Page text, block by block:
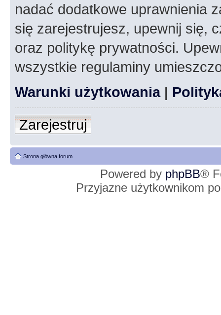
nadać dodatkowe uprawnienia
się zarejestrujesz, upewnij się,
oraz politykę prywatności.
wszystkie regulaminy
Warunki użytkowania|
Zarejestruj
Strona główna forum
Powered by phpBB®
Przyjazne użytkownikom